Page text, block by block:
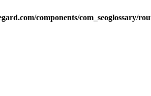
components/com_seoglossary/